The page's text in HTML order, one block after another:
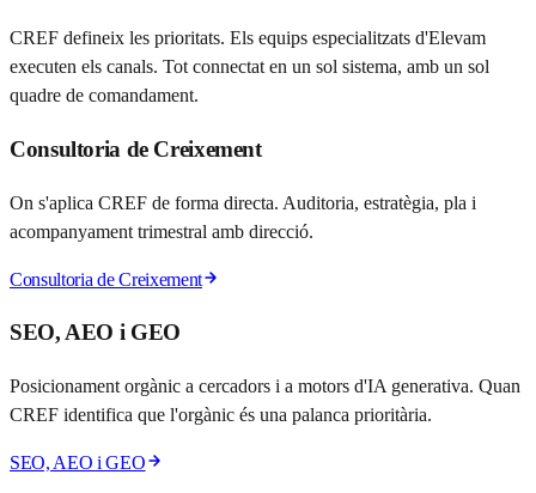
CREF defineix les prioritats. Els equips especialitzats d'Elevam
executen els canals. Tot connectat en un sol sistema, amb un sol
quadre de comandament.
Consultoria de Creixement
On s'aplica CREF de forma directa. Auditoria, estratègia, pla i
acompanyament trimestral amb direcció.
Consultoria de Creixement
SEO, AEO i GEO
Posicionament orgànic a cercadors i a motors d'IA generativa. Quan
CREF identifica que l'orgànic és una palanca prioritària.
SEO, AEO i GEO